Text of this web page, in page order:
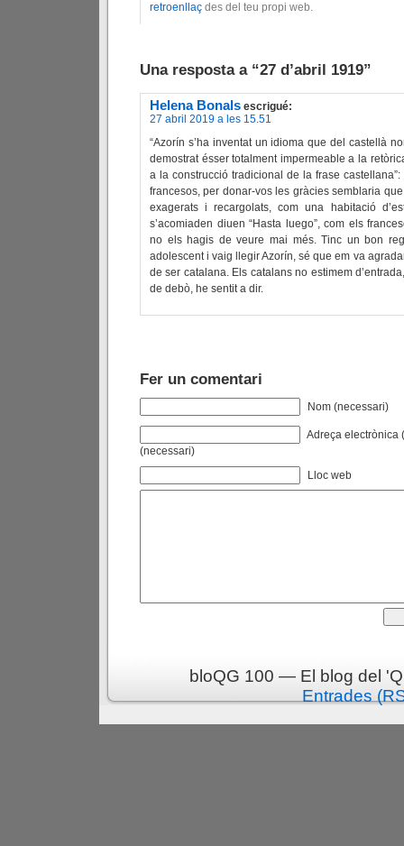
retroenllaç des del teu propi web.
Una resposta a “27 d’abril 1919”
Helena Bonals escrigué:
27 abril 2019 a les 15.51
“Azorín s’ha inventat un idioma que del castellà
demostrat ésser totalment impermeable a la
a la construcció tradicional de la frase
francesos, per donar-vos les gràcies semblaria
exagerats i recargolats, com una habitació
s’acomiaden diuen “Hasta luego”, com els
no els hagis de veure mai més. Tinc un bon
adolescent i vaig llegir Azorín, sé que em va
de ser catalana. Els catalans no estimem
de debò, he sentit a dir.
Fer un comentari
Nom (necessari)
Adreça electrònica
(necessari)
Lloc web
bloQG 100 — El blog del
Entrades